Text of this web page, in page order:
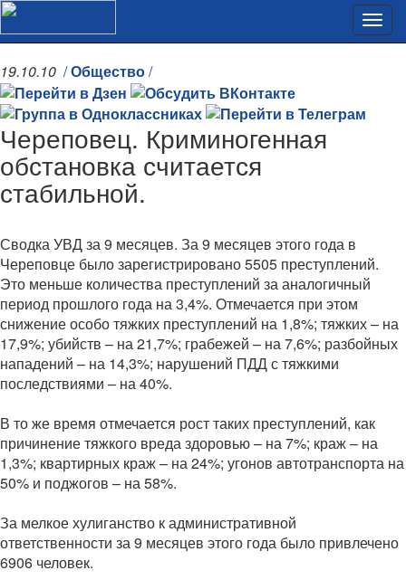
19.10.10 /Общество/
Череповец. Криминогенная
обстановка считается
стабильной.
Сводка УВД за 9 месяцев. За 9 месяцев этого года в
Череповце было зарегистрировано 5505 преступлений.
Это меньше количества преступлений за аналогичный
период прошлого года на 3,4%. Отмечается при этом
снижение особо тяжких преступлений на 1,8%; тяжких – на
17,9%; убийств – на 21,7%; грабежей – на 7,6%; разбойных
нападений – на 14,3%; нарушений ПДД с тяжкими
последствиями – на 40%.
В то же время отмечается рост таких преступлений, как
причинение тяжкого вреда здоровью – на 7%; краж – на
1,3%; квартирных краж – на 24%; угонов автотранспорта на
50% и поджогов – на 58%.
За мелкое хулиганство к административной
ответственности за 9 месяцев этого года было привлечено
6906 человек.